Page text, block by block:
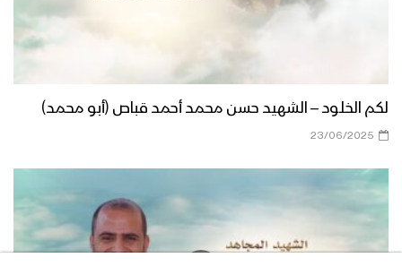
لكم الخلود – الشهيد حسن محمد أحمد قباص (أبو محمد)
23/06/2025